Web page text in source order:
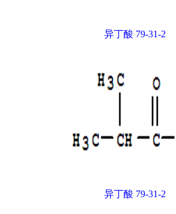
异丁酸 79-31-2
异丁酸 79-31-2